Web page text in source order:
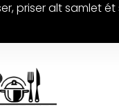
priser alt samlet